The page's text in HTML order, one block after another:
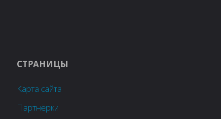
СТРАНИЦЫ
Карта сайта
Партнёрки